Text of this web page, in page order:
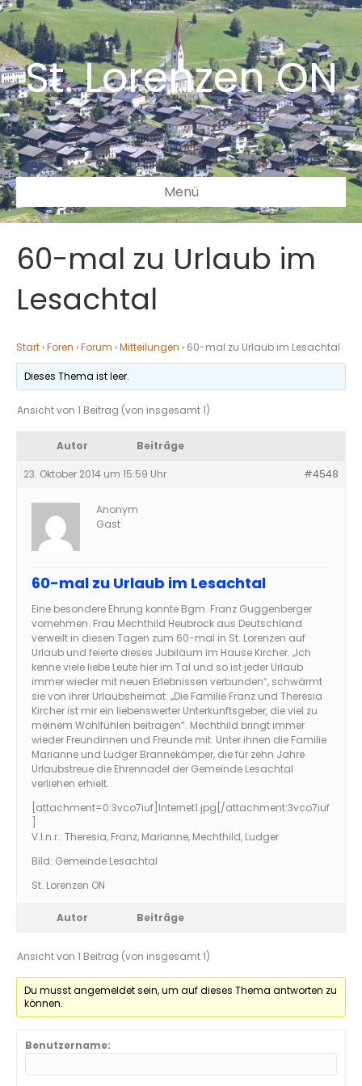
St. Lorenzen ON
Menü
60-mal zu Urlaub im
Lesachtal
Start ›Foren ›Forum ›Mitteilungen › 60-mal zu Urlaub im Lesachtal
Dieses Thema ist leer.
Ansicht von 1 Beitrag (von insgesamt 1)
Autor Beiträge
23. Oktober 2014 um 15:59 Uhr #4548
Anonym
Gast
60-mal zu Urlaub im Lesachtal
Eine besondere Ehrung konnte Bgm. Franz Guggenberger
vornehmen. Frau Mechthild Heubrock aus Deutschland
verweilt in diesen Tagen zum 60-mal in St. Lorenzen auf
Urlaub und feierte dieses Jubiläum im Hause Kircher. „Ich
kenne viele liebe Leute hier im Tal und so ist jeder Urlaub
immer wieder mit neuen Erlebnissen verbunden“, schwärmt
sie von ihrer Urlaubsheimat. „Die Familie Franz und Theresia
Kircher ist mir ein liebenswerter Unterkunftsgeber, die viel zu
meinem Wohlfühlen beitragen“. Mechthild bringt immer
wieder Freundinnen und Freunde mit. Unter ihnen die Familie
Marianne und Ludger Brannekämper, die für zehn Jahre
Urlaubstreue die Ehrennadel der Gemeinde Lesachtal
verliehen erhielt.
[attachment=0:3vco7iuf] Internet1.jpg [/attachment:3vco7iuf
V.l.n.r.: Theresia, Franz, Marianne, Mechthild, Ludger
Bild: Gemeinde Lesachtal
St. Lorenzen ON
Autor Beiträge
Ansicht von 1 Beitrag (von insgesamt 1)
Du musst angemeldet sein, um auf dieses Thema antworten zu
können.
Benutzername: